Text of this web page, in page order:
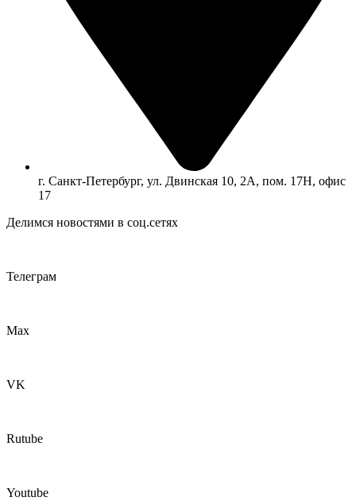
г. Санкт-Петербург, ул. Двинская 10, 2А, пом. 17Н, офис
17
Делимся новостями в соц.сетях
Телеграм
Max
VK
Rutube
Youtube